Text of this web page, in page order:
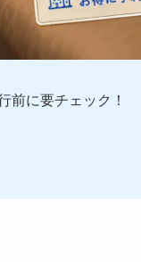
前に要チェック！